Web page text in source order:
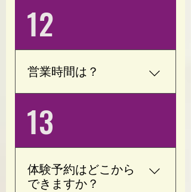
用意しております。 お仕
事帰りやお出かけ前で
も、お着替えをしてご利
用いただけます。
12
営業時間は？
16:30(最終受付15:30) (水)
(日) 8:00～23:30(最終受付
22:30) 定休日は木曜日で
す。 早朝深夜帯は要相談
(会員様限定)
13
体験予約はどこから
できますか？